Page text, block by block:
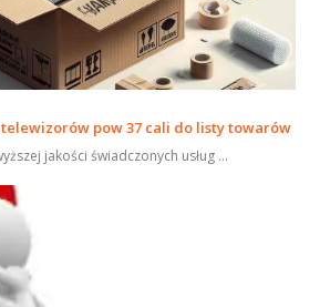
telewizorów pow 37 cali do listy towarów
jakości świadczonych usług ...